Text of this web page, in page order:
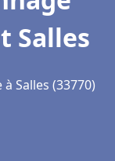
Salles
Salles (33770)